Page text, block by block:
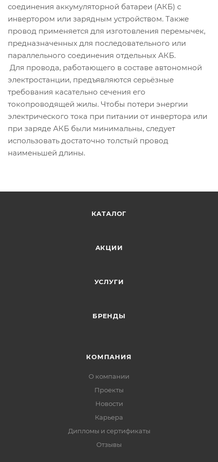
соединения аккумуляторной батареи (АКБ) с
инвертором или зарядным устройством. Также
провод применяется для изготовления перемычек,
предназначенных для последовательного или
параллельного соединения отдельных АКБ.
Для провода, работающего в составе автономной
электростанции, предъявляются серьёзные
требования касательно сечения его
токопроводящей жилы. Чтобы потери энергии
электрического тока при питании от инвертора или
при заряде АКБ были минимальны, следует
использовать достаточно толстый провод
наименьшей длины.
КАТАЛОГ
АКЦИИ
УСЛУГИ
БРЕНДЫ
КОМПАНИЯ
О компании
Проекты
Новости
Карьера
Дипломы и сертификаты
Отзывы